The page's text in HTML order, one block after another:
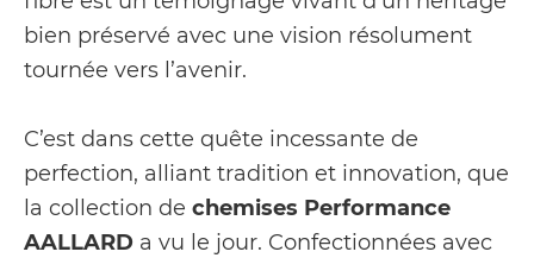
bien préservé avec une vision résolument
tournée vers l’avenir.
C’est dans cette quête incessante de
perfection, alliant tradition et innovation, que
la collection de chemises Performance
AALLARD a vu le jour. Confectionnées avec